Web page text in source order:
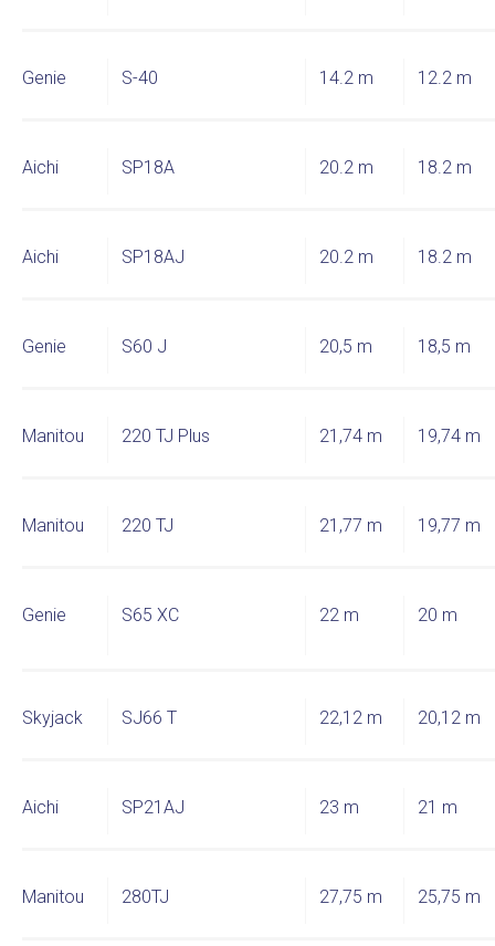
Genie S-40 14.2 m 12.2 m
Aichi SP18A 20.2 m 18.2 m
Aichi SP18AJ 20.2 m 18.2 m
Genie S60 J 20,5 m 18,5 m
Manitou 220 TJ Plus 21,74 m 19,74 m
Manitou 220 TJ 21,77 m 19,77 m
Genie S65 XC 22 m 20 m
Skyjack SJ66 T 22,12 m 20,12 m
Aichi SP21AJ 23 m 21 m
Manitou 280TJ 27,75 m 25,75 m